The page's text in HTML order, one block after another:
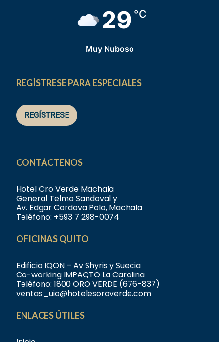
29 °C
Muy Nuboso
REGÍSTRESE PARA ESPECIALES
REGÍSTRESE
CONTÁCTENOS
Hotel Oro Verde Machala
General Telmo Sandoval y
Av. Edgar Cordova Polo, Machala
Teléfono: +593 7 298-0074
OFICINAS QUITO
Edificio IQON – Av Shyris y Suecia
Co-working IMPAQTO La Carolina
Teléfono: 1800 ORO VERDE (676-837)
ventas_uio@hotelesoroverde.com
ENLACES ÚTILES